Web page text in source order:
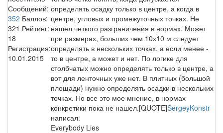
Сообщений:
352 Баллов:
321 Рейтинг:
18
Регистрация:
10.01.2015
определять осадку только в центре, а когда в
центре, угловых и промежуточных точках. Не
нашел четкого разграничения в нормах. Может
при размерах, больших чем 10х10 м следует
определять в нескольких точках, а если менее -
то в центре, а может и нет. По логике для
столбчатых можно определять только в центре, а
вот для ленточных уже нет. В плитных (большой
площади) нужно определять осадки в нескольких
точках. Но все это мое мнение, в нормах
конкретики пока не нашел.[QUOTE]SergeyKonstr
написал:
Everybody Lies